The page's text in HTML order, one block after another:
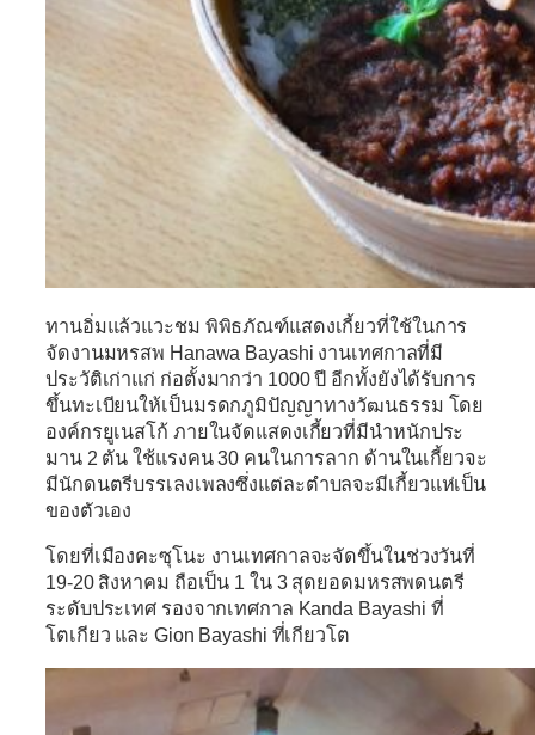
ทานอิ่มแล้วแวะชม พิพิธภัณฑ์แสดงเกี้ยวที่ใช้ในการ
จัดงานมหรสพ Hanawa Bayashi งานเทศกาลที่มี
ประวัติเก่าแก่ ก่อตั้งมากว่า 1000 ปี อีกทั้งยังได้รับการ
ขึ้นทะเบียนให้เป็นมรดกภูมิปัญญาทางวัฒนธรรม โดย
องค์กรยูเนสโก้ ภายในจัดแสดงเกี้ยวที่มีนำหนักประ
มาน 2 ตัน ใช้แรงคน 30 คนในการลาก ด้านในเกี้ยวจะ
มีนักดนตรีบรรเลงเพลงซึ่งแต่ละตำบลจะมีเกี้ยวแห่เป็น
ของตัวเอง
โดยที่เมืองคะซุโนะ งานเทศกาลจะจัดขึ้นในช่วงวันที่
19-20 สิงหาคม ถือเป็น 1 ใน 3 สุดยอดมหรสพดนตรี
ระดับประเทศ รองจากเทศกาล Kanda Bayashi ที่
โตเกียว และ Gion Bayashi ที่เกียวโต